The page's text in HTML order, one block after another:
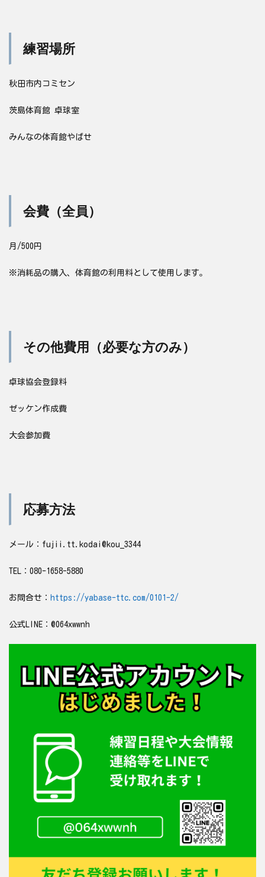
練習場所
秋田市内コミセン
茨島体育館 卓球室
みんなの体育館やばせ
会費（全員）
月/500円
※消耗品の購入、体育館の利用料として使用します。
その他費用（必要な方のみ）
卓球協会登録料
ゼッケン作成費
大会参加費
応募方法
メール：fujii.tt.kodai@kou_3344
TEL：080-1658-5880
お問合せ： https://yabase-ttc.com/0101-2/
公式LINE：@064xwwnh